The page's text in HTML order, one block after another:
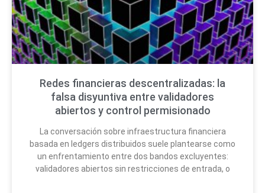
Redes financieras descentralizadas: la
falsa disyuntiva entre validadores
abiertos y control permisionado
La conversación sobre infraestructura financiera
basada en ledgers distribuidos suele plantearse como
un enfrentamiento entre dos bandos excluyentes:
validadores abiertos sin restricciones de entrada, o